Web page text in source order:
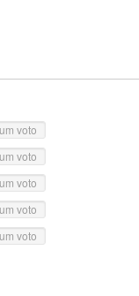
voto
voto
voto
voto
voto